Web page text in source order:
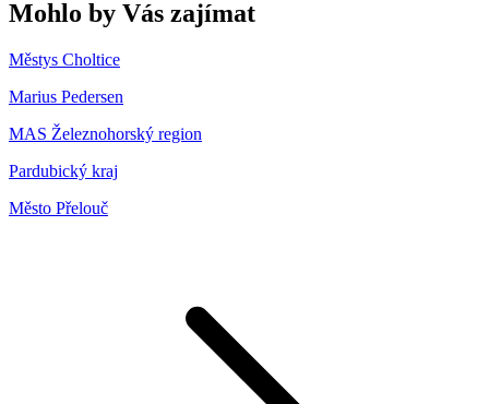
Mohlo by Vás zajímat
Městys Choltice
Marius Pedersen
MAS Železnohorský region
Pardubický kraj
Město Přelouč